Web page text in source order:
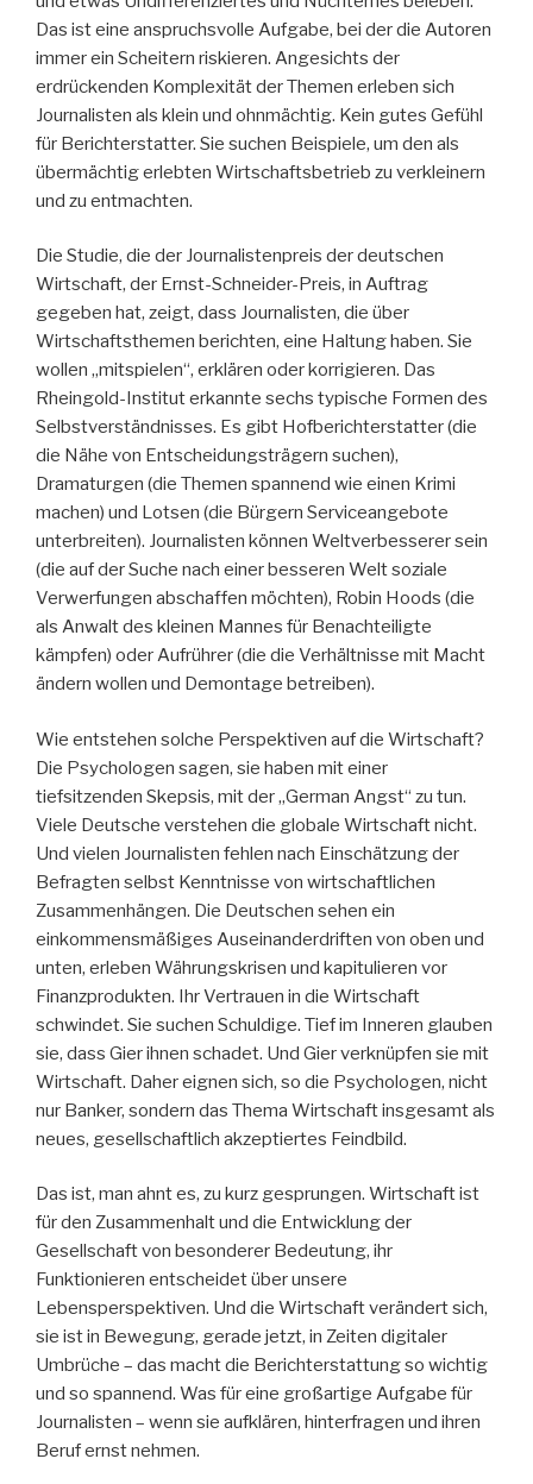
Das ist eine anspruchsvolle Aufgabe, bei der die Autoren
immer ein Scheitern riskieren. Angesichts der
erdrückenden Komplexität der Themen erleben sich
Journalisten als klein und ohnmächtig. Kein gutes Gefühl
für Berichterstatter. Sie suchen Beispiele, um den als
übermächtig erlebten Wirtschaftsbetrieb zu verkleinern
und zu entmachten.
Die Studie, die der Journalistenpreis der deutschen
Wirtschaft, der Ernst-Schneider-Preis, in Auftrag
gegeben hat, zeigt, dass Journalisten, die über
Wirtschaftsthemen berichten, eine Haltung haben. Sie
wollen „mitspielen“, erklären oder korrigieren. Das
Rheingold-Institut erkannte sechs typische Formen des
Selbstverständnisses. Es gibt Hofberichterstatter (die
die Nähe von Entscheidungsträgern suchen),
Dramaturgen (die Themen spannend wie einen Krimi
machen) und Lotsen (die Bürgern Serviceangebote
unterbreiten). Journalisten können Weltverbesserer sein
(die auf der Suche nach einer besseren Welt soziale
Verwerfungen abschaffen möchten), Robin Hoods (die
als Anwalt des kleinen Mannes für Benachteiligte
kämpfen) oder Aufrührer (die die Verhältnisse mit Macht
ändern wollen und Demontage betreiben).
Wie entstehen solche Perspektiven auf die Wirtschaft?
Die Psychologen sagen, sie haben mit einer
tiefsitzenden Skepsis, mit der „German Angst“ zu tun.
Viele Deutsche verstehen die globale Wirtschaft nicht.
Und vielen Journalisten fehlen nach Einschätzung der
Befragten selbst Kenntnisse von wirtschaftlichen
Zusammenhängen. Die Deutschen sehen ein
einkommensmäßiges Auseinanderdriften von oben und
unten, erleben Währungskrisen und kapitulieren vor
Finanzprodukten. Ihr Vertrauen in die Wirtschaft
schwindet. Sie suchen Schuldige. Tief im Inneren glauben
sie, dass Gier ihnen schadet. Und Gier verknüpfen sie mit
Wirtschaft. Daher eignen sich, so die Psychologen, nicht
nur Banker, sondern das Thema Wirtschaft insgesamt als
neues, gesellschaftlich akzeptiertes Feindbild.
Das ist, man ahnt es, zu kurz gesprungen. Wirtschaft ist
für den Zusammenhalt und die Entwicklung der
Gesellschaft von besonderer Bedeutung, ihr
Funktionieren entscheidet über unsere
Lebensperspektiven. Und die Wirtschaft verändert sich,
sie ist in Bewegung, gerade jetzt, in Zeiten digitaler
Umbrüche – das macht die Berichterstattung so wichtig
und so spannend. Was für eine großartige Aufgabe für
Journalisten – wenn sie aufklären, hinterfragen und ihren
Beruf ernst nehmen.